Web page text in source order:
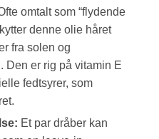
omtalt som “flydende
denne olie håret
fra solen og
Den er rig på vitamin E
fedtsyrer, som
Et par dråber kan